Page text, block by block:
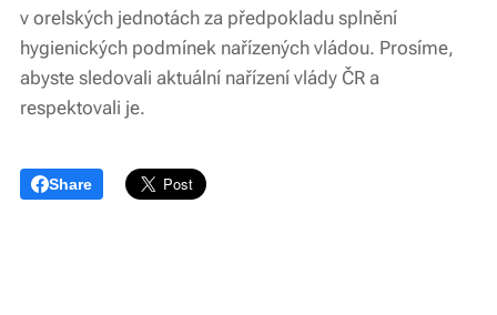
v orelských jednotách za předpokladu splnění
hygienických podmínek nařízených vládou. Prosíme,
abyste sledovali aktuální nařízení vlády ČR a
respektovali je.
Share